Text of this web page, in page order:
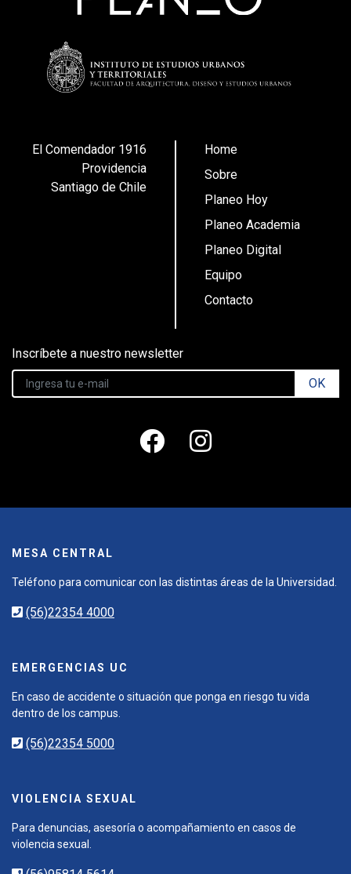
El Comendador 1916
Providencia
Santiago de Chile
Home
Sobre
Planeo Hoy
Planeo Academia
Planeo Digital
Equipo
Contacto
Inscríbete a nuestro newsletter
OK
MESA CENTRAL
Teléfono para comunicar con las distintas áreas de la Universidad.
(56)22354 4000
EMERGENCIAS UC
En caso de accidente o situación que ponga en riesgo tu vida
dentro de los campus.
(56)22354 5000
VIOLENCIA SEXUAL
Para denuncias, asesoría o acompañamiento en casos de
violencia sexual.